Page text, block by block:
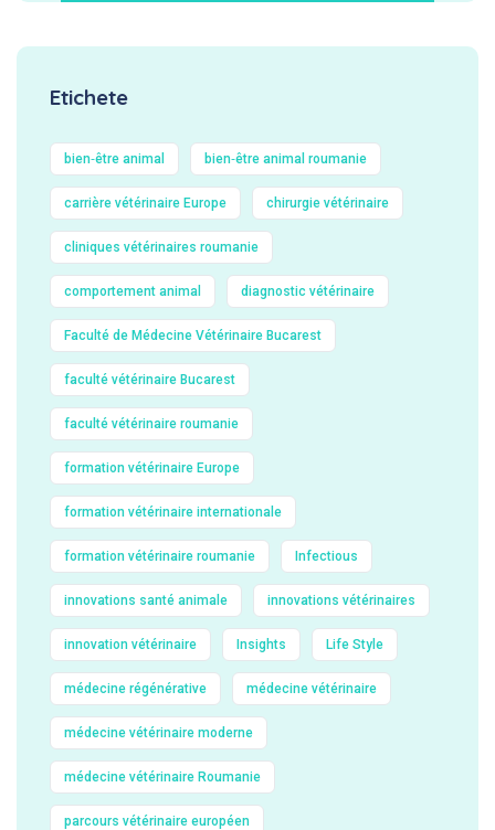
Etichete
bien‑être animal bien‑être animal roumanie
carrière vétérinaire Europe chirurgie vétérinaire
cliniques vétérinaires roumanie
comportement animal diagnostic vétérinaire
Faculté de Médecine Vétérinaire Bucarest
faculté vétérinaire Bucarest
faculté vétérinaire roumanie
formation vétérinaire Europe
formation vétérinaire internationale
formation vétérinaire roumanie Infectious
innovations santé animale innovations vétérinaires
innovation vétérinaire Insights Life Style
médecine régénérative médecine vétérinaire
médecine vétérinaire moderne
médecine vétérinaire Roumanie
parcours vétérinaire européen